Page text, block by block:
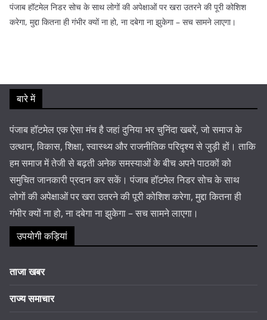
पंजाब हॉटमेल निडर सोच के साथ लोगों की अपेक्षाओं पर खरा उतरने की पूरी कोशिश
करेगा, मुद्दा कितना ही गंभीर क्यों ना हो, ना दबेगा ना झुकेगा – सच सामने लाएगा।
बारे में
पंजाब हॉटमेल एक ऐसा मंच है जहां दुनिया भर चुनिंदा खबरें, जो समाज के
उत्थान, विकास, शिक्षा, स्वास्थ्य और राजनीतिक परिदृश्य से जुड़ी हों। ताकि
हम समाज में तेजी से बढ़ती अनेक समस्याओं के बीच अपने पाठकों को
समुचित जानकारी प्रदान कर सकें। पंजाब हॉटमेल निडर सोच के साथ
लोगों की अपेक्षाओं पर खरा उतरने की पूरी कोशिश करेगा, मुद्दा कितना ही
गंभीर क्यों ना हो, ना दबेगा ना झुकेगा – सच सामने लाएगा।
उपयोगी कड़ियां
ताजा खबर
राज्य समाचार